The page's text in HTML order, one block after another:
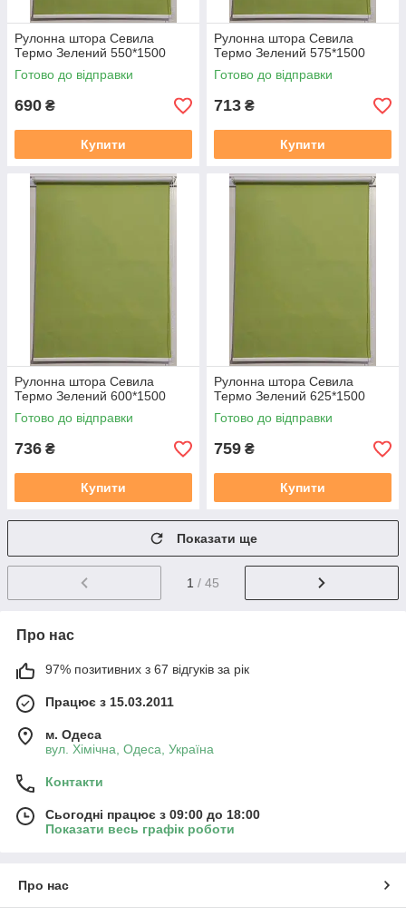
Рулонна штора Севила
Термо Зелений 550*1500
Готово до відправки
690 ₴
Купити
Рулонна штора Севила
Термо Зелений 575*1500
Готово до відправки
713 ₴
Купити
Рулонна штора Севила
Термо Зелений 600*1500
Готово до відправки
736 ₴
Купити
Рулонна штора Севила
Термо Зелений 625*1500
Готово до відправки
759 ₴
Купити
Показати ще
1 / 45
Про нас
97% позитивних з 67 відгуків за рік
Працює з 15.03.2011
м. Одеса
вул. Хiмiчна, Одеса, Україна
Контакти
Сьогодні працює з 09:00 до 18:00
Показати весь графік роботи
Про нас